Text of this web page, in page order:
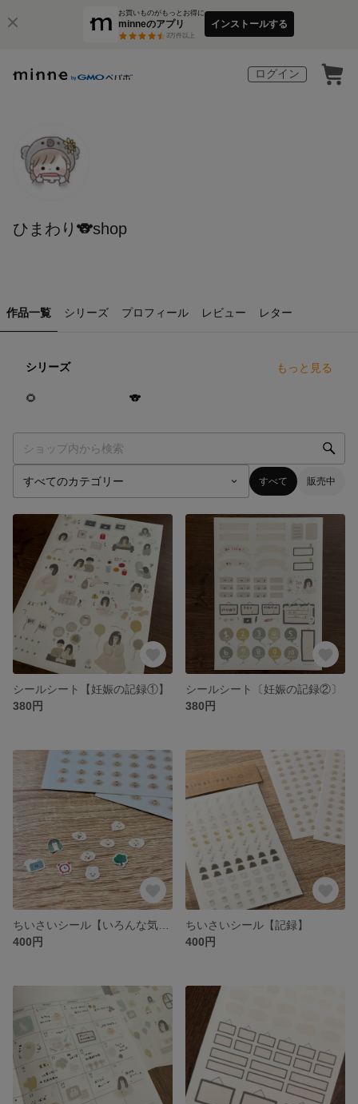
お買いものがもっとお得に
minneのアプリ
3万件以上
インストールする
ログイン
ひまわり🐨shop
作品一覧 シリーズ プロフィール レビュー レター
シリーズ もっと見る
🌻 🐨
すべて 販売中
シールシート【妊娠の記録①】
380円
シールシート〔妊娠の記録②〕
380円
400円
ちいさいシール【記録】
400円